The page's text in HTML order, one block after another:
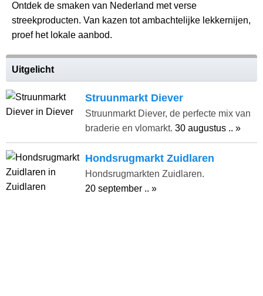
Ontdek de smaken van Nederland met verse
streekproducten. Van kazen tot ambachtelijke lekkernijen,
proef het lokale aanbod.
Uitgelicht
Struunmarkt Diever
Struunmarkt Diever, de perfecte mix van
braderie en vlomarkt. 30 augustus .. »
Hondsrugmarkt Zuidlaren
Hondsrugmarkten Zuidlaren.
20 september .. »